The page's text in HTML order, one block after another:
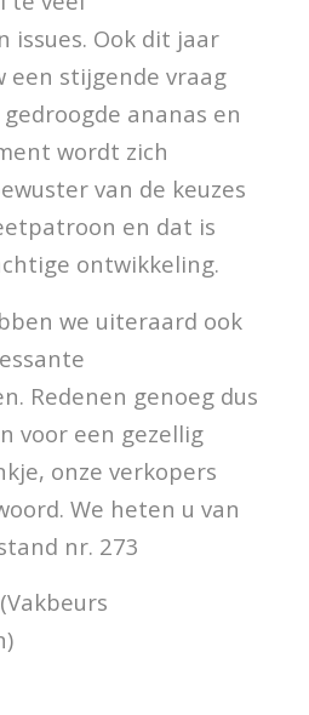
issues. Ook dit jaar
een stijgende vraag
ananas en
wordt zich
van de keuzes
en dat is
ontwikkeling.
we uiteraard ook
Redenen genoeg dus
voor een gezellig
onze verkopers
We heten u van
nr. 273